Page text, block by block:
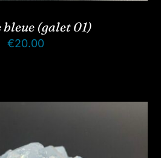
(galet 01)
€20.00